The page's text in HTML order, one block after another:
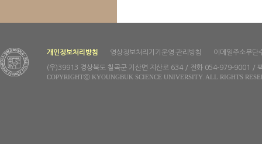
개인정보처리방침 영상정보처리기기운영·관리방침 이메일주소무단
(우)39913 경상북도 칠곡군 기산면 지산로 634 / 전화 054-979-9001 /
COPYRIGHTⓒ KYOUNGBUK SCIENCE UNIVERSITY. ALL RIGHTS